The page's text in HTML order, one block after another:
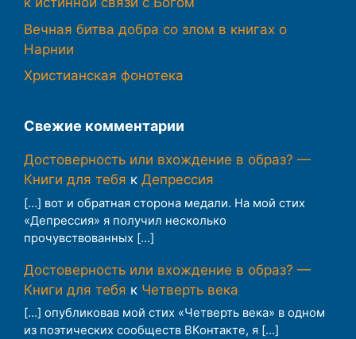
Вечная битва добра со злом в книгах о
Нарнии
Христианская фонотека
Свежие комментарии
Достоверность или вхождение в образ? —
Книги для тебя к Депрессия
[…] вот и обратная сторона медали. На мой стих
«Депрессия» я получил несколько
прочувствованных […]
Достоверность или вхождение в образ? —
Книги для тебя к Четверть века
[…] опубликовав мой стих «Четверть века» в одном
из поэтических сообществ ВКонтакте, я […]